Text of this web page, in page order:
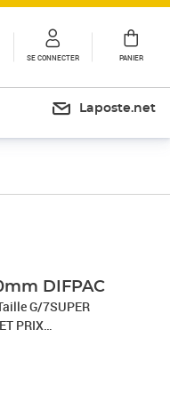
SE CONNECTER PANIER
Laposte.net
DIFPAC
G/7SUPER
PRIX
x 340 mm